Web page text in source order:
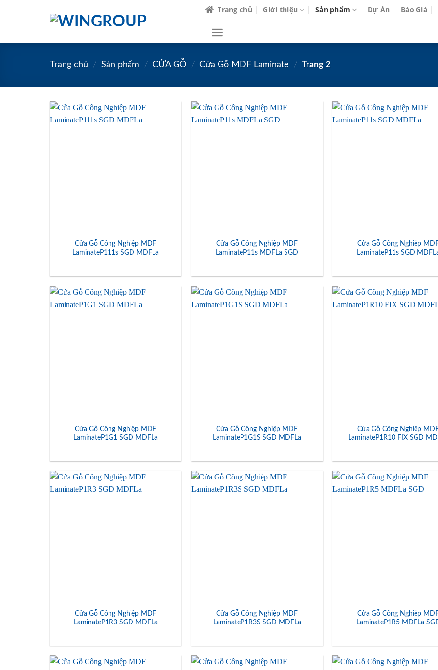
Trang chủ Giới thiệu Sản phẩm Dự Án Báo Giá
Trang chủ / Sản phẩm / CỬA GỖ / Cửa Gỗ MDF Laminate / Trang 2
Cửa Gỗ Công Nghiệp MDF
LaminateP111s SGD MDFLa
Cửa Gỗ Công Nghiệp MDF
LaminateP11s MDFLa SGD
Cửa Gỗ Công Nghiệp
LaminateP11s SGD
Cửa Gỗ Công Nghiệp MDF
LaminateP1G1 SGD MDFLa
Cửa Gỗ Công Nghiệp MDF
LaminateP1G1S SGD MDFLa
Cửa Gỗ Công Nghiệp
LaminateP1R10 FIX SGD
Cửa Gỗ Công Nghiệp MDF
LaminateP1R3 SGD MDFLa
Cửa Gỗ Công Nghiệp MDF
LaminateP1R3S SGD MDFLa
Cửa Gỗ Công Nghiệp
LaminateP1R5 MDFLa